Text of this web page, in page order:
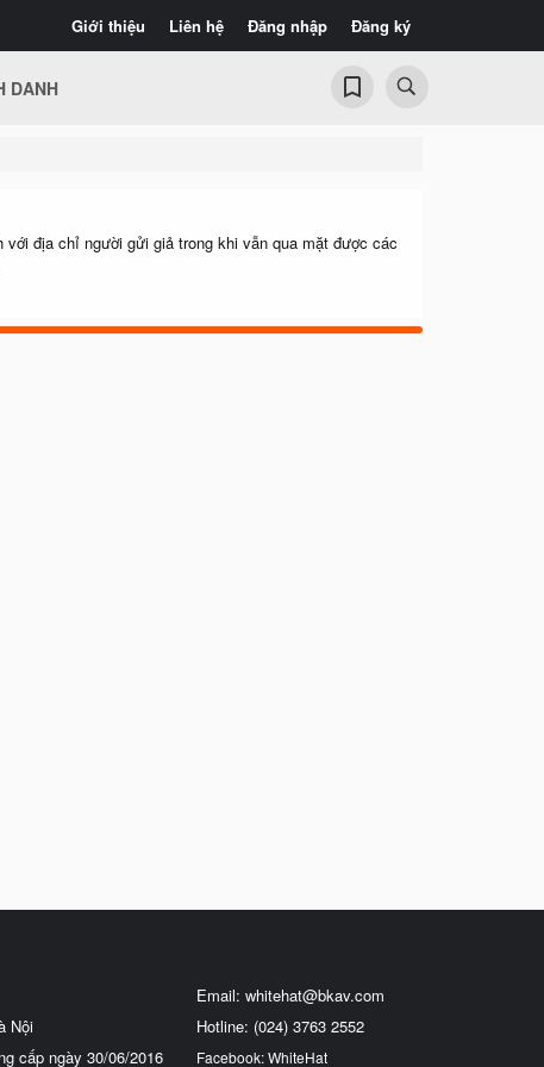
Giới thiệu Liên hệ Đăng nhập Đăng ký
DANH
địa chỉ người gửi giả trong khi vẫn qua mặt được các
Nội
cấp ngày 30/06/2016
Email: whitehat@bkav.com
Hotline: (024) 3763 2552
Facebook: WhiteHat